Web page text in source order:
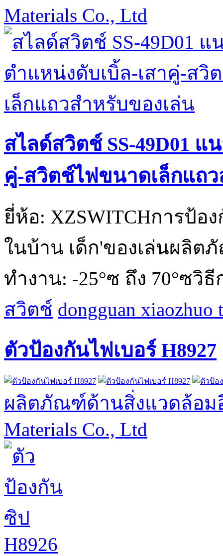
Materials Co., Ltd
สไลด์สวิตช์ SS-49D01
คู่-สวิตช์ไฟขนาดเล็กแถ
ยี่ห้อ: XZSWITCHการป้อ
ในบ้าน เด็ก'ของเล่นผลิ
ทำงาน: -25°ซ ถึง 70°ซวิ
สวิตช์ dongguan xiaozhuo
ตัวป้องกันไฟเบอร์ H8927
ผลิตภัณฑ์ด้านสิ่งแวดล้อม
Materials Co., Ltd